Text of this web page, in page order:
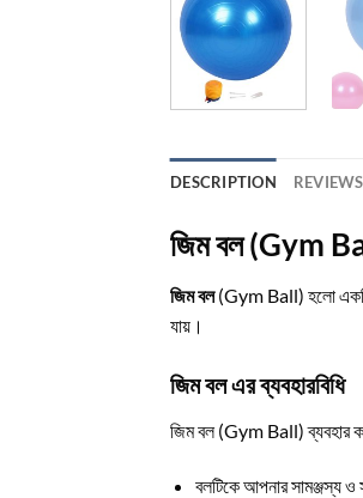
DESCRIPTION
জিম বল (Gym
জিম বল(Gym Ball) হলো একটি
যায়।
জিম বল এর ব্যবহারবিধি
জিম বল (Gym Ball) ব্যবহার
বলটিকে আপনার সামঞ্জস্য ও